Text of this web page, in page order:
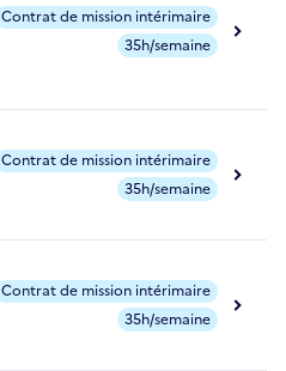
Contrat de mission intérimaire
35h/semaine
Contrat de mission intérimaire
35h/semaine
Contrat de mission intérimaire
35h/semaine